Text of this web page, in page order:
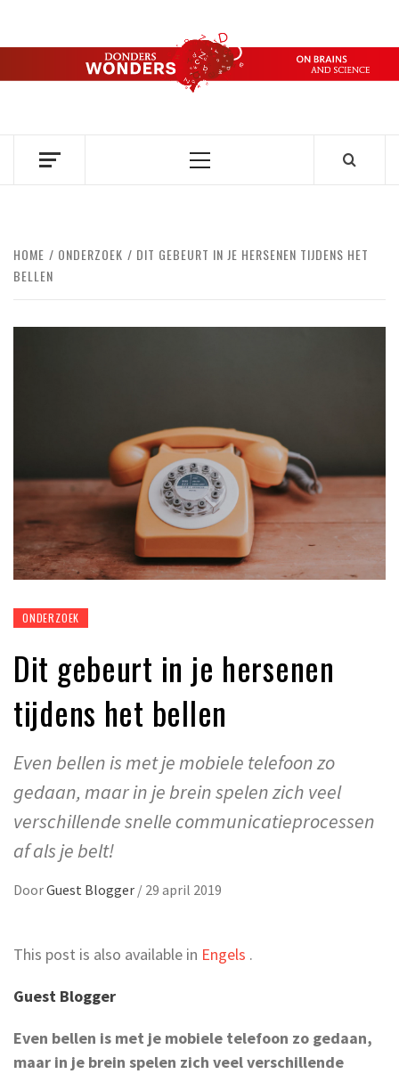
de
DONDERS
OVER HERSENEN EN WETENSCHAP // ON BRAINS AND
Primair
HOME ONDERZOEK
DIT GEBEURT IN JE HERSENEN TIJDENS HET
BELLEN
ONDERZOEK
Dit gebeurt in je hersenen
tijdens het bellen
Even bellen is met je mobiele telefoon zo
gedaan, maar in je brein spelen zich veel
verschillende snelle communicatieprocessen
af als je belt!
DoorGuest Blogger / 29 april 2019
This post is also available in Engels .
Guest Blogger
Even bellen is met je mobiele telefoon zo gedaan,
maar in je brein spelen zich veel verschillende